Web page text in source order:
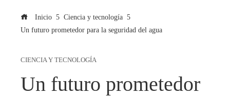
Inicio
Ciencia y tecnología
Un futuro prometedor para la seguridad del agua
CIENCIA Y TECNOLOGÍA
Un futuro prometedor